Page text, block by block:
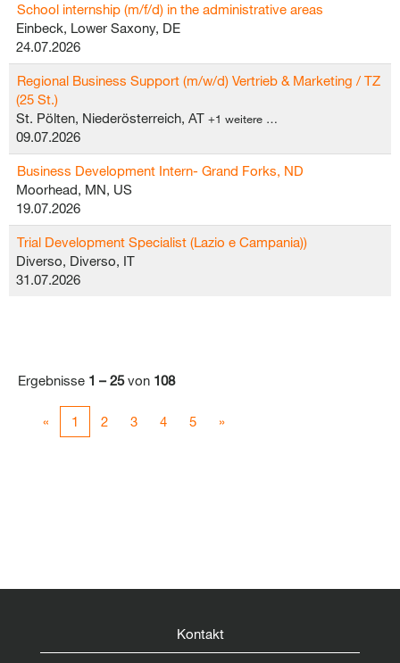
School internship (m/f/d) in the administrative areas
Einbeck, Lower Saxony, DE
24.07.2026
Regional Business Support (m/w/d) Vertrieb & Marketing / TZ
(25 St.)
St. Pölten, Niederösterreich, AT +1 weitere …
09.07.2026
Business Development Intern- Grand Forks, ND
Moorhead, MN, US
19.07.2026
Trial Development Specialist (Lazio e Campania))
Diverso, Diverso, IT
31.07.2026
Ergebnisse 1 – 25von 108
« 1 2 3 4 5 »
Kontakt